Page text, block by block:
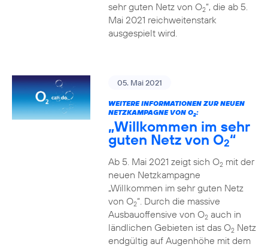
sehr guten Netz von O2“, die ab 5.
Mai 2021 reichweitenstark
ausgespielt wird.
05. Mai 2021
WEITERE INFORMATIONEN ZUR NEUEN
NETZKAMPAGNE VON O2:
„Willkommen im sehr
guten Netz von O2“
Ab 5. Mai 2021 zeigt sich O2mit der
neuen Netzkampagne
„Willkommen im sehr guten Netz
von O2“. Durch die massive
Ausbauoffensive von O2auch in
ländlichen Gebieten ist das O2Netz
endgültig auf Augenhöhe mit dem